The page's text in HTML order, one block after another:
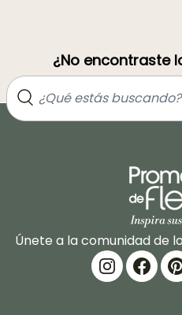
¿No encontraste
Únete a la comunidad de